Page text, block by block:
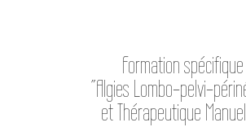
Formation spécifique
"Algies Lombo-pelvi-
et Thérapeutique